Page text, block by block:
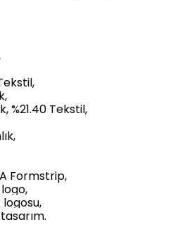
%21.40 Tekstil,
Formstrip,
logo,